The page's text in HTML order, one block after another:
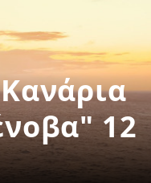
12